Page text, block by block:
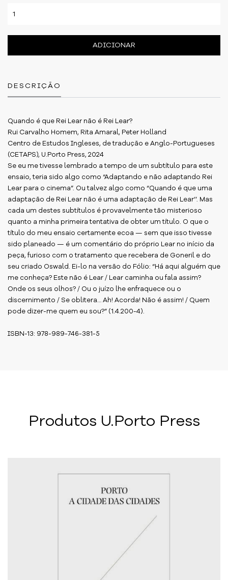
ADICIONAR
DESCRIÇÃO
Quando é que Rei Lear não é Rei Lear?
Rui Carvalho Homem, Rita Amaral, Peter Holland
Centro de Estudos Ingleses, de tradução e Anglo-Portugueses
(CETAPS), U.Porto Press, 2024
Se eu me tivesse lembrado a tempo de um subtítulo para este
ensaio, teria sido algo como “Adaptando e não adaptando Rei
Lear para o cinema”. Ou talvez algo como “Quando é que uma
adaptação de Rei Lear não é uma adaptação de Rei Lear’’. Mas
cada um destes subtítulos é provavelmente tão misterioso
quanto a minha primeira tentativa de obter um título. O que o
título do meu ensaio certamente ecoa — sem que isso tivesse
sido planeado — é um comentário do próprio Lear no início da
peça, furioso com o tratamento que recebera de Goneril e do
seu criado Oswald. Ei-lo na versão do Fólio: “Há aqui alguém que
me conheça? Este não é Lear / Lear caminha ou fala assim?
Onde os seus olhos? / Ou o juízo lhe enfraquece ou o
discernimento / Se oblitera… Ah! Acorda! Não é assim! / Quem
pode dizer-me quem eu sou?” (1.4.200-4).
ISBN-13: 978-989-746-381-5
Produtos U.Porto Press